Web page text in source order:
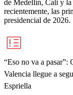
de Medellín, Cali y
recientemente, las
presidencial de 2026.
“Eso no va a pasar”:
Valencia llegue a
Espriella